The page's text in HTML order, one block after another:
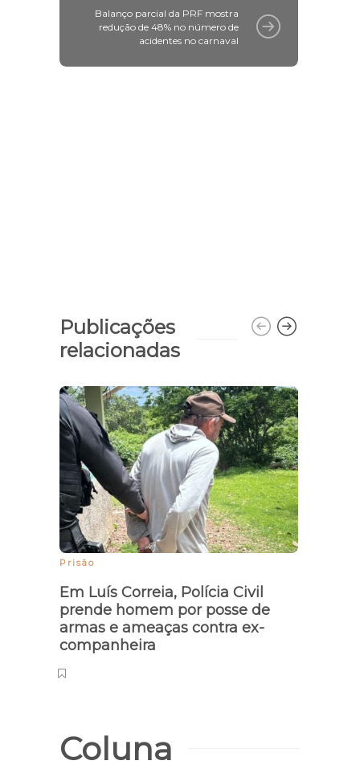
Balanço parcial da PRF mostra
redução de 48% no número de
acidentes no carnaval
Publicações
relacionadas
Prisão
Em Luís Correia, Polícia Civil
prende homem por posse de
armas e ameaças contra ex-
companheira
Coluna